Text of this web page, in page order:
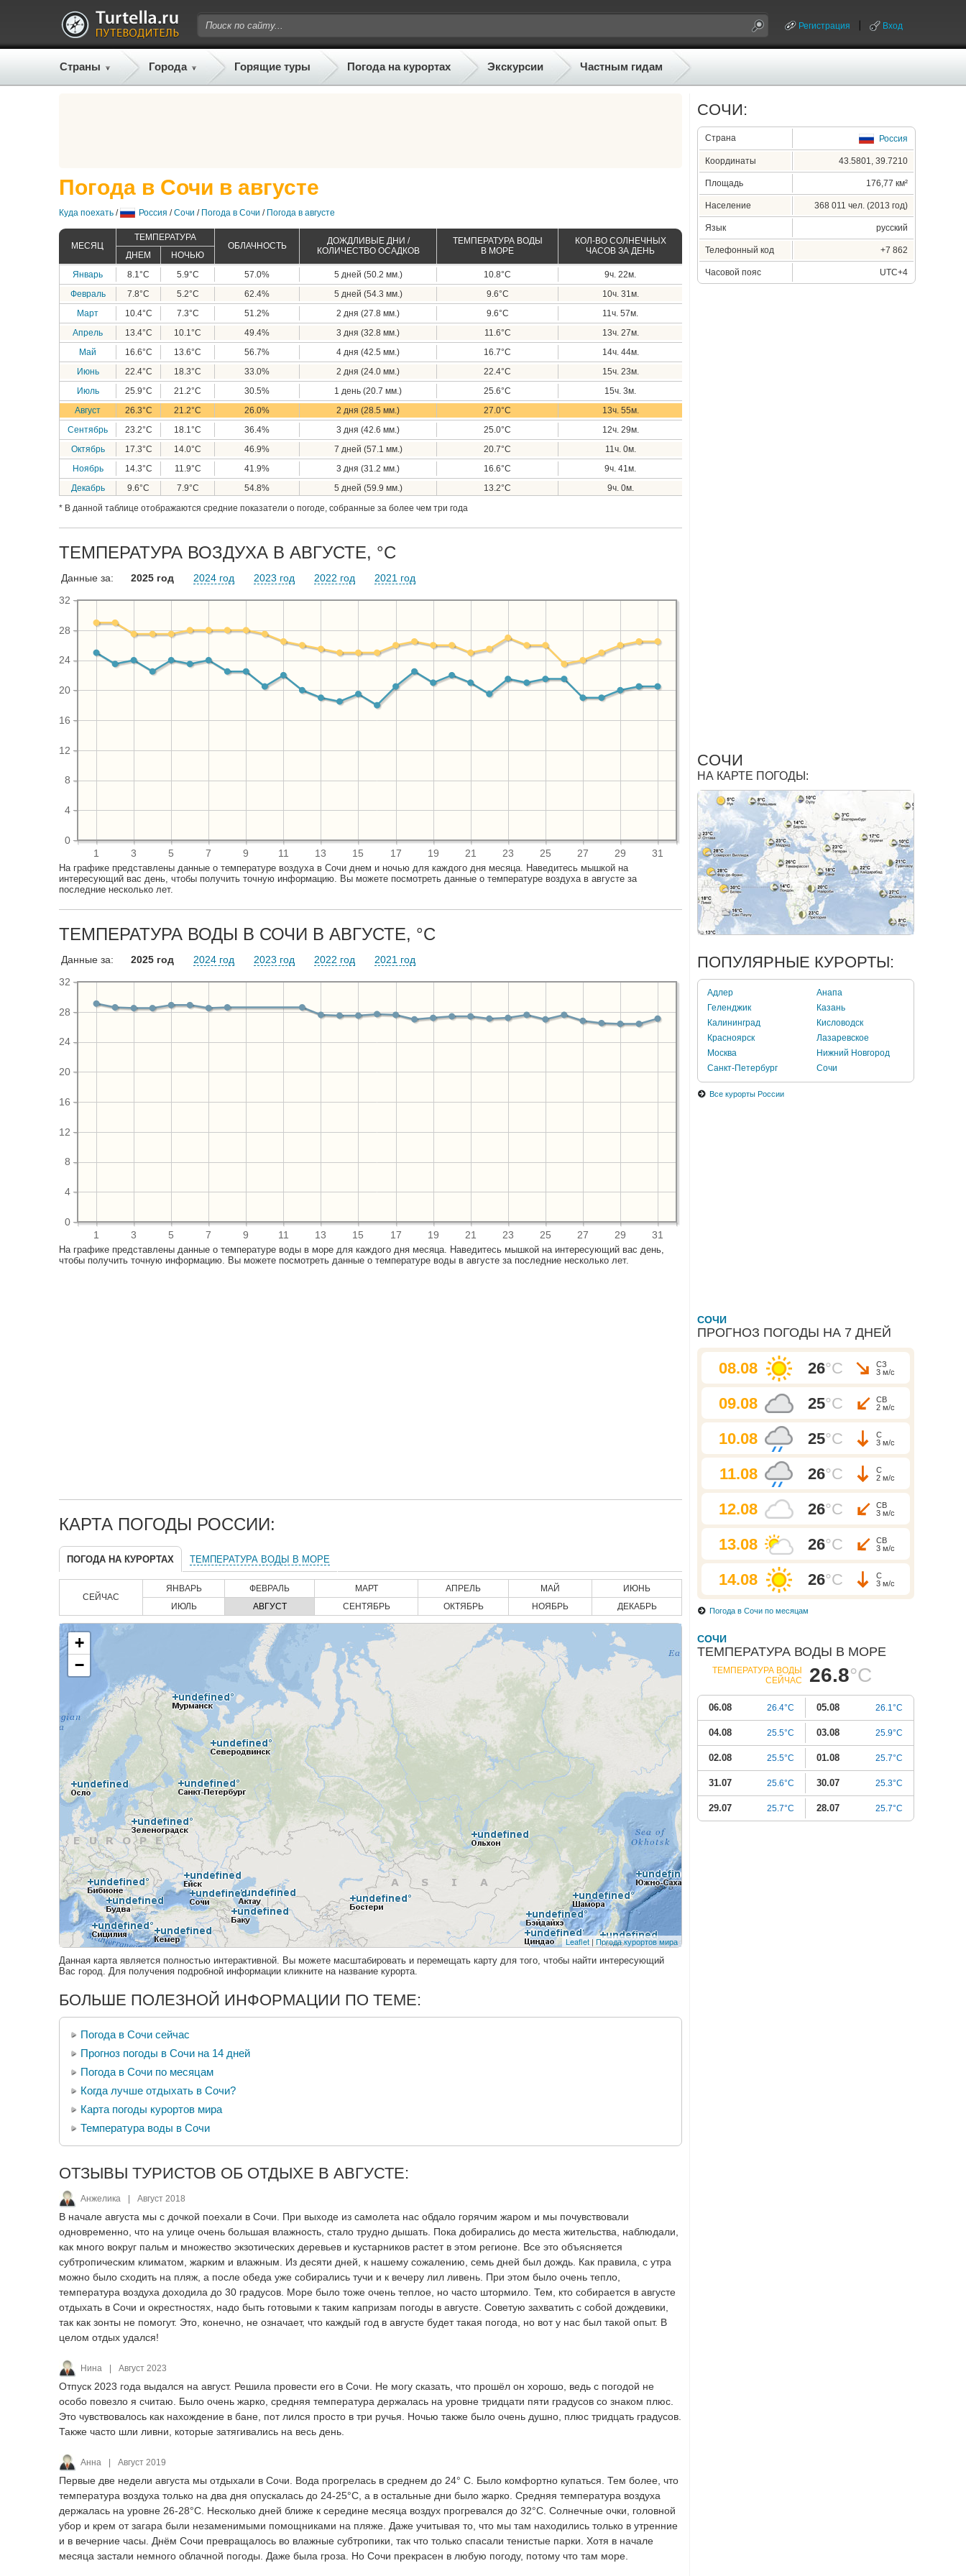
Регистрация Вход
Страны Города Горящие туры Погода на курортах Экскурсии Частным гидам
Погода в Сочи в августе
Куда поехать / Россия /Сочи / Погода в Сочи / Погода в августе
МЕСЯЦ
ТЕМПЕРАТУРА
ОБЛАЧНОСТЬ
ДОЖДЛИВЫЕ ДНИ /
КОЛИЧЕСТВО ОСАДКОВ
ТЕМПЕРАТУРА ВОДЫ
В МОРЕ
КОЛ-ВО СОЛНЕЧНЫХ
ЧАСОВ ЗА ДЕНЬ
ДНЕМ
НОЧЬЮ
Январь
8.1°C 5.9°C 57.0% 5 дней (50.2 мм.) 10.8°C
9ч. 22м.
Февраль
7.8°C 5.2°C 62.4% 5 дней (54.3 мм.) 9.6°C
10ч. 31м.
Март
10.4°C 7.3°C 51.2% 2 дня (27.8 мм.) 9.6°C
11ч. 57м.
Апрель
13.4°C 10.1°C 49.4% 3 дня (32.8 мм.) 11.6°C
13ч. 27м.
Май
16.6°C 13.6°C 56.7% 4 дня (42.5 мм.) 16.7°C
14ч. 44м.
Июнь
22.4°C 18.3°C 33.0% 2 дня (24.0 мм.) 22.4°C
15ч. 23м.
Июль
25.9°C 21.2°C 30.5% 1 день (20.7 мм.) 25.6°C
15ч. 3м.
Август
26.3°C 21.2°C 26.0% 2 дня (28.5 мм.) 27.0°C
13ч. 55м.
Сентябрь
23.2°C 18.1°C 36.4% 3 дня (42.6 мм.) 25.0°C
12ч. 29м.
Октябрь
17.3°C 14.0°C 46.9% 7 дней (57.1 мм.) 20.7°C
11ч. 0м.
Ноябрь
14.3°C 11.9°C 41.9% 3 дня (31.2 мм.) 16.6°C
9ч. 41м.
Декабрь
9.6°C 7.9°C 54.8% 5 дней (59.9 мм.) 13.2°C
9ч. 0м.
* В данной таблице отображаются средние показатели о погоде, собранные за более чем три года
ТЕМПЕРАТУРА ВОЗДУХА В АВГУСТЕ, °C
Данные за: 2025 год 2024 год 2023 год 2022 год 2021 год
1 3 5 7 9 11 13 15 17 19 21 23 25 27 29 31
0
4
8
12
16
20
24
28
32
На графике представлены данные о температуре воздуха в Сочи днем и ночью для каждого дня месяца. Наведитесь мышкой на
интересующий вас день, чтобы получить точную информацию. Вы можете посмотреть данные о температуре воздуха в августе за
последние несколько лет.
ТЕМПЕРАТУРА ВОДЫ В СОЧИ В АВГУСТЕ, °C
Данные за: 2025 год 2024 год 2023 год 2022 год 2021 год
1 3 5 7 9 11 13 15 17 19 21 23 25 27 29 31
0
4
8
12
16
20
24
28
32
На графике представлены данные о температуре воды в море для каждого дня месяца. Наведитесь мышкой на интересующий вас день,
чтобы получить точную информацию. Вы можете посмотреть данные о температуре воды в августе за последние несколько лет.
КАРТА ПОГОДЫ РОССИИ:
ПОГОДА НА КУРОРТАХ ТЕМПЕРАТУРА ВОДЫ В МОРЕ
СЕЙЧАС
ЯНВАРЬ ФЕВРАЛЬ МАРТ АПРЕЛЬ МАЙ
ИЮНЬ
ИЮЛЬ
АВГУСТ СЕНТЯБРЬ ОКТЯБРЬ НОЯБРЬ ДЕКАБРЬ
Данная карта является полностью интерактивной. Вы можете масштабировать и перемещать карту для того, чтобы найти интересующий
Вас город. Для получения подробной информации кликните на название курорта.
БОЛЬШЕ ПОЛЕЗНОЙ ИНФОРМАЦИИ ПО ТЕМЕ:
Погода в Сочи сейчас
Прогноз погоды в Сочи на 14 дней
Погода в Сочи по месяцам
Когда лучше отдыхать в Сочи?
Карта погоды курортов мира
Температура воды в Сочи
ОТЗЫВЫ ТУРИСТОВ ОБ ОТДЫХЕ В АВГУСТЕ:
Анжелика | Август 2018
В начале августа мы с дочкой поехали в Сочи. При выходе из самолета нас обдало горячим жаром и мы почувствовали
одновременно, что на улице очень большая влажность, стало трудно дышать. Пока добирались до места жительства, наблюдали,
как много вокруг пальм и множество экзотических деревьев и кустарников растет в этом регионе. Все это объясняется
субтропическим климатом, жарким и влажным. Из десяти дней, к нашему сожалению, семь дней был дождь. Как правила, с утра
можно было сходить на пляж, а после обеда уже собирались тучи и к вечеру лил ливень. При этом было очень тепло,
температура воздуха доходила до 30 градусов. Море было тоже очень теплое, но часто штормило. Тем, кто собирается в августе
отдыхать в Сочи и окрестностях, надо быть готовыми к таким капризам погоды в августе. Советую захватить с собой дождевики,
так как зонты не помогут. Это, конечно, не означает, что каждый год в августе будет такая погода, но вот у нас был такой опыт. В
целом отдых удался!
Нина | Август 2023
Отпуск 2023 года выдался на август. Решила провести его в Сочи. Не могу сказать, что прошёл он хорошо, ведь с погодой не
особо повезло я считаю. Было очень жарко, средняя температура держалась на уровне тридцати пяти градусов со знаком плюс.
Это чувствовалось как нахождение в бане, пот лился просто в три ручья. Ночью также было очень душно, плюс тридцать градусов.
Также часто шли ливни, которые затягивались на весь день.
Анна | Август 2019
Первые две недели августа мы отдыхали в Сочи. Вода прогрелась в среднем до 24° C. Было комфортно купаться. Тем более, что
температура воздуха только на два дня опускалась до 24-25°C, а в остальные дни было жарко. Средняя температура воздуха
держалась на уровне 26-28°C. Несколько дней ближе к середине месяца воздух прогревался до 32°C. Солнечные очки, головной
убор и крем от загара были незаменимыми помощниками на пляже. Даже учитывая то, что мы там находились только в утренние
и в вечерние часы. Днём Сочи превращалось во влажные субтропики, так что только спасали тенистые парки. Хотя в начале
месяца застали немного облачной погоды. Даже была гроза. Но Сочи прекрасен в любую погоду, потому что там море.
СОЧИ:
Страна Россия
Координаты 43.5801, 39.7210
Площадь 176,77 км²
Население 368 011 чел. (2013 год)
Язык русский
Телефонный код +7 862
Часовой пояс UTC+4
СОЧИ
НА КАРТЕ ПОГОДЫ:
ПОПУЛЯРНЫЕ КУРОРТЫ:
Адлер
Анапа
Геленджик
Казань
Калининград
Кисловодск
Красноярск
Лазаревское
Москва
Нижний Новгород
Санкт-Петербург
Сочи
Все курорты России
СОЧИ
ПРОГНОЗ ПОГОДЫ НА 7 ДНЕЙ
08.08 26°C
СЗ
3 м/с
09.08 25°C
СВ
2 м/с
10.08 25°C
С
3 м/с
11.08 26°C
С
2 м/с
12.08 26°C
СВ
3 м/с
13.08 26°C
СВ
3 м/с
14.08 26°C
С
3 м/с
Погода в Сочи по месяцам
СОЧИ
ТЕМПЕРАТУРА ВОДЫ В МОРЕ
ТЕМПЕРАТУРА ВОДЫ
СЕЙЧАС
26.8°C
06.08 26.4°C 05.08 26.1°C
04.08 25.5°C 03.08 25.9°C
02.08 25.5°C 01.08 25.7°C
31.07 25.6°C 30.07 25.3°C
29.07 25.7°C 28.07 25.7°C